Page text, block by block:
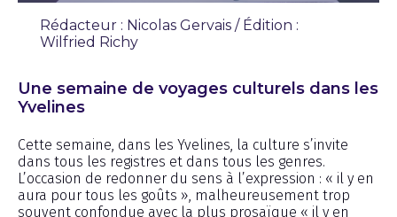
Rédacteur : Nicolas Gervais / Édition :
Wilfried Richy
Une semaine de voyages culturels dans les
Yvelines
Cette semaine, dans les Yvelines, la culture s’invite
dans tous les registres et dans tous les genres.
L’occasion de redonner du sens à l’expression : « il y en
aura pour tous les goûts », malheureusement trop
souvent confondue avec la plus prosaïque « il y en